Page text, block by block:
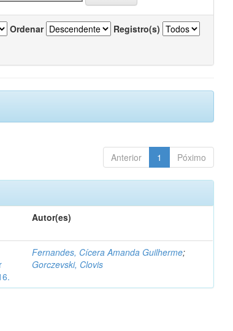
Ordenar Registro(s)
Anterior 1 Póximo
Autor(es)
Fernandes, Cícera Amanda Guilherme;
Gorczevski, Clovis